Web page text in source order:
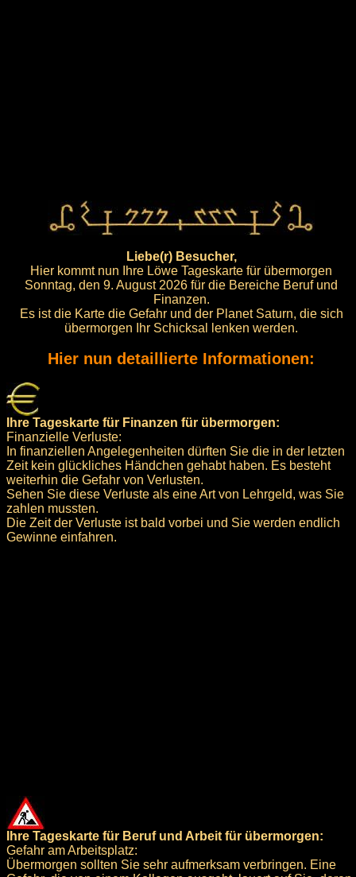
Liebe(r) Besucher,
Hier kommt nun Ihre Löwe Tageskarte für übermorgen
Sonntag, den 9. August 2026 für die Bereiche Beruf und
Finanzen.
Es ist die Karte die Gefahr und der Planet Saturn, die sich
übermorgen Ihr Schicksal lenken werden.
Hier nun detaillierte Informationen:
Ihre Tageskarte für Finanzen für übermorgen:
Finanzielle Verluste:
In finanziellen Angelegenheiten dürften Sie die in der letzten
Zeit kein glückliches Händchen gehabt haben. Es besteht
weiterhin die Gefahr von Verlusten.
Sehen Sie diese Verluste als eine Art von Lehrgeld, was Sie
zahlen mussten.
Die Zeit der Verluste ist bald vorbei und Sie werden endlich
Gewinne einfahren.
Ihre Tageskarte für Beruf und Arbeit für übermorgen:
Gefahr am Arbeitsplatz:
Übermorgen sollten Sie sehr aufmerksam verbringen. Eine